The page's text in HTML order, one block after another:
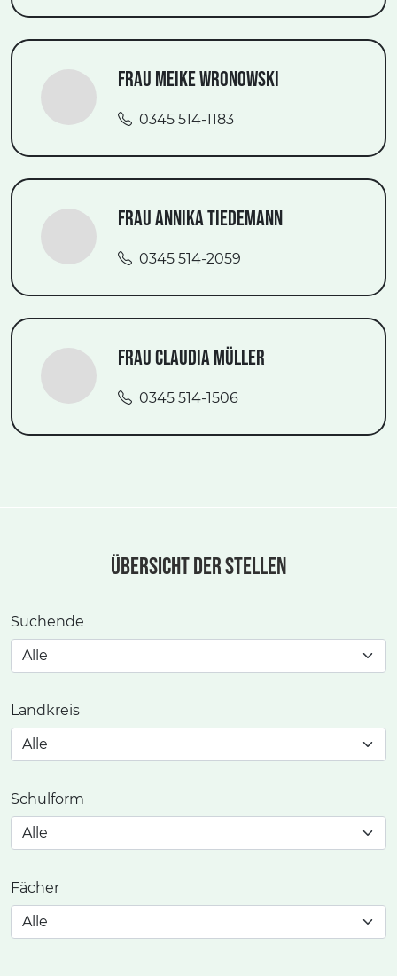
Frau Meike Wronowski
0345 514-1183
Frau Annika Tiedemann
0345 514-2059
Frau Claudia Müller
0345 514-1506
Übersicht der Stellen
Suchende
Landkreis
Schulform
Fächer